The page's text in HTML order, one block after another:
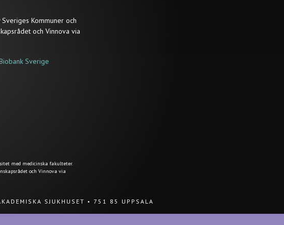
Kommuner och
och Vinnova via
Sverige
med medicinska fakulteter.
och Vinnova via
SJUKHUSET • 751 85 UPPSALA